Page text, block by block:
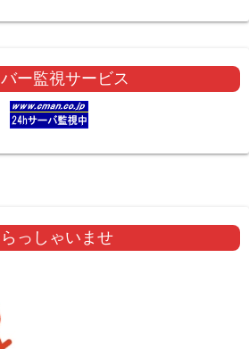
ー監視サービス
っしゃいませ